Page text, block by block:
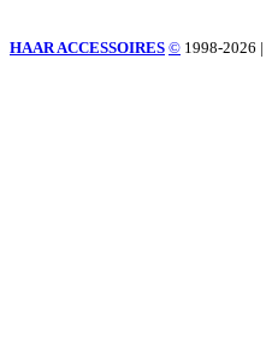
HAAR ACCESSOIRES © 1998-2026 |